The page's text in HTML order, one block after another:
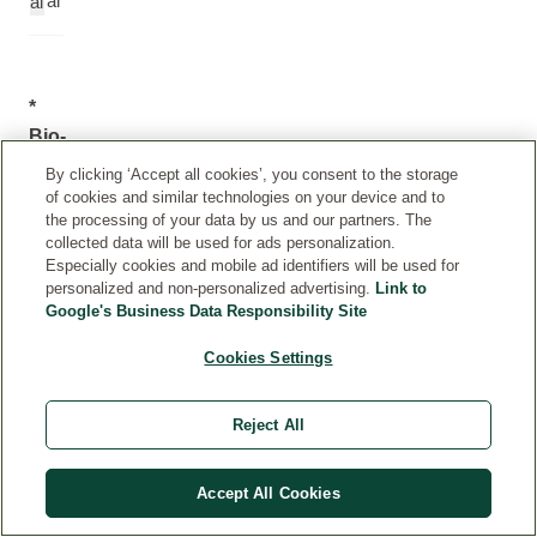
*
Bio-
Qualität
Die
INCI-
Deklarationen
der
Weleda-
regelmässig
neue
By clicking ‘Accept all cookies’, you consent to the storage
of cookies and similar technologies on your device and to
the processing of your data by us and our partners. The
collected data will be used for ads personalization.
Especially cookies and mobile ad identifiers will be used for
personalized and non-personalized advertising. Link to
Google's Business Data Responsibility Site
Cookies Settings
Reject All
Accept All Cookies